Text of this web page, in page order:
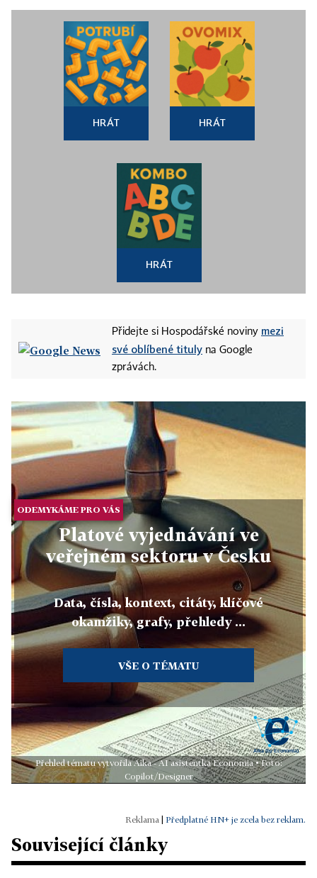
HRÁT HRÁT
HRÁT
Přidejte si Hospodářské noviny mezi
své oblíbené tituly na Google
zprávách.
ODEMYKÁME PRO VÁS
Platové vyjednávání ve
veřejném sektoru v Česku
Data, čísla, kontext, citáty, klíčové
okamžiky, grafy, přehledy ...
VŠE O TÉMATU
Přehled tématu vytvořila Aika - AI asistentka Economia • Foto:
Copilot/Designer
Předplatné HN+ je zcela bez reklam.
Související články